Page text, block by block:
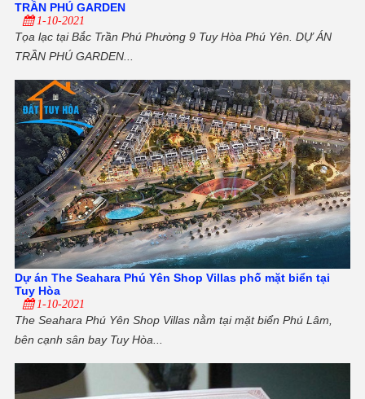
TRẦN PHÚ GARDEN
1-10-2021
Tọa lạc tại Bắc Trần Phú Phường 9 Tuy Hòa Phú Yên. DỰ ÁN
TRẦN PHÚ GARDEN...
Dự án The Seahara Phú Yên Shop Villas phố mặt biển tại
Tuy Hòa
1-10-2021
The Seahara Phú Yên Shop Villas nằm tại mặt biển Phú Lâm,
bên cạnh sân bay Tuy Hòa...